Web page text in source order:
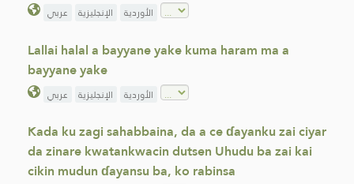
عربي الإنجليزية الأوردية
Lallai halal a bayyane yake kuma haram ma a
bayyane yake
عربي الإنجليزية الأوردية
Kada ku zagi sahabbaina, da a ce ɗayanku zai ciyar
da zinare kwatankwacin dutsen Uhudu ba zai kai
cikin mudun ɗayansu ba, ko rabinsa